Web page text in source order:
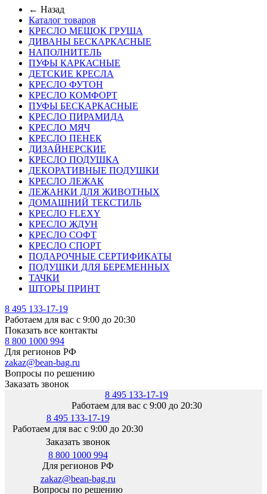
← Назад
Каталог товаров
КРЕСЛО МЕШОК ГРУША
ДИВАНЫ БЕСКАРКАСНЫЕ
НАПОЛНИТЕЛЬ
ПУФЫ КАРКАСНЫЕ
ДЕТСКИЕ КРЕСЛА
КРЕСЛО ФУТОН
КРЕСЛО КОМФОРТ
ПУФЫ БЕСКАРКАСНЫЕ
КРЕСЛО ПИРАМИДА
КРЕСЛО МЯЧ
КРЕСЛО ПЕНЕК
ДИЗАЙНЕРСКИЕ
КРЕСЛО ПОДУШКА
ДЕКОРАТИВНЫЕ ПОДУШКИ
КРЕСЛО ЛЕЖАК
ЛЕЖАНКИ ДЛЯ ЖИВОТНЫХ
ДОМАШНИЙ ТЕКСТИЛЬ
КРЕСЛО FLEXY
КРЕСЛО ЖДУН
КРЕСЛО СОФТ
КРЕСЛО СПОРТ
ПОДАРОЧНЫЕ СЕРТИФИКАТЫ
ПОДУШКИ ДЛЯ БЕРЕМЕННЫХ
ТАЧКИ
ШТОРЫ ПРИНТ
8 495 133-17-19
Работаем для вас с 9:00 до 20:30
Показать все контакты
8 800 1000 994
Для регионов РФ
zakaz@bean-bag.ru
Вопросы по решению
Заказать звонок
8 495 133-17-19
Работаем для вас с 9:00 до 20:30
8 495 133-17-19
Работаем для вас с 9:00 до 20:30
Заказать звонок
8 800 1000 994
Для регионов РФ
zakaz@bean-bag.ru
Вопросы по решению